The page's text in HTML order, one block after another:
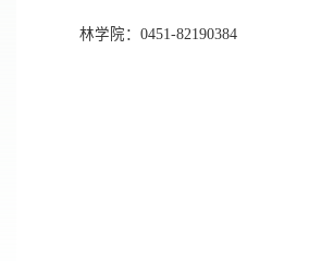
林学院：0451-82190384